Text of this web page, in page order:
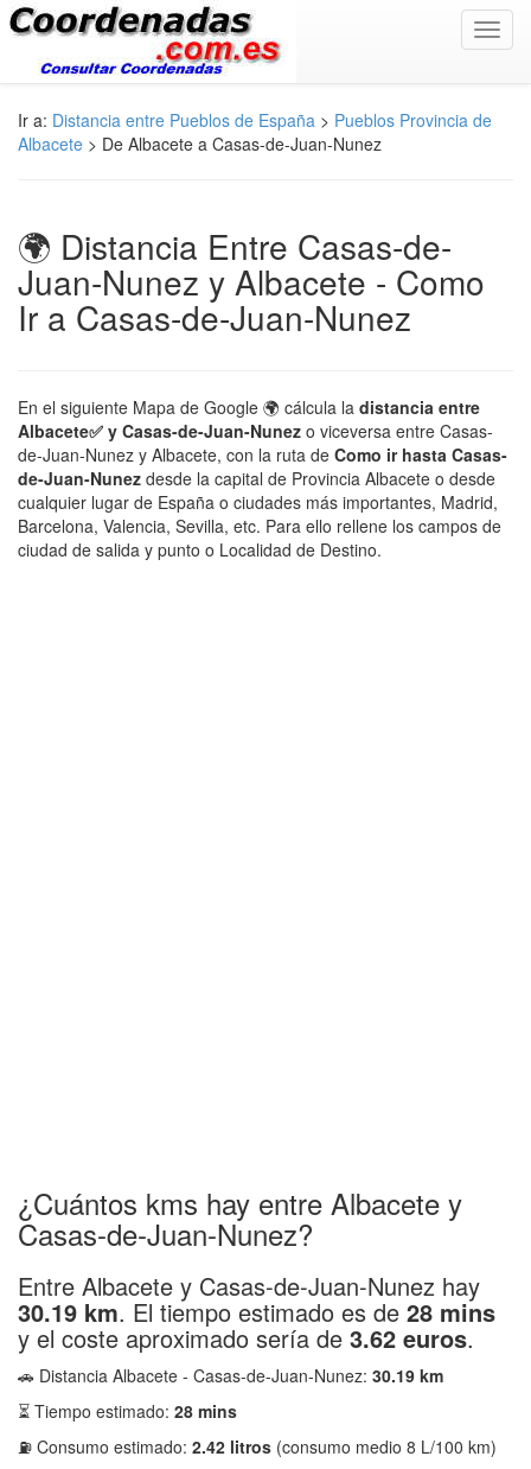
Ir a: Distancia entre Pueblos de España > Pueblos Provincia de
Albacete > De Albacete a Casas-de-Juan-Nunez
🌍 Distancia Entre Casas-de-
Juan-Nunez y Albacete - Como
Ir a Casas-de-Juan-Nunez
En el siguiente Mapa de Google 🌍 cálcula la distancia entre
Albacete✅ y Casas-de-Juan-Nunez o viceversa entre Casas-
de-Juan-Nunez y Albacete, con la ruta de Como ir hasta Casas-
de-Juan-Nunez desde la capital de Provincia Albacete o desde
cualquier lugar de España o ciudades más importantes, Madrid,
Barcelona, Valencia, Sevilla, etc. Para ello rellene los campos de
ciudad de salida y punto o Localidad de Destino.
¿Cuántos kms hay entre Albacete y
Casas-de-Juan-Nunez?
Entre Albacete y Casas-de-Juan-Nunez hay
30.19 km. El tiempo estimado es de 28 mins
y el coste aproximado sería de 3.62 euros.
🚗 Distancia Albacete - Casas-de-Juan-Nunez: 30.19 km
⏳ Tiempo estimado: 28 mins
⛽ Consumo estimado: 2.42 litros (consumo medio 8 L/100 km)